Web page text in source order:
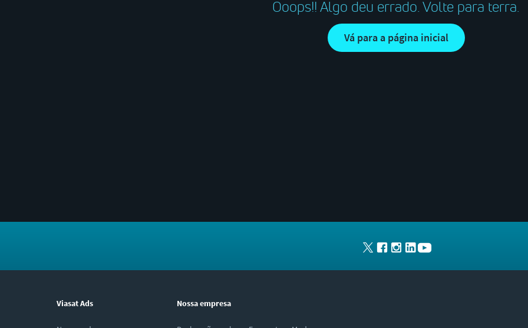
Ooops!! Algo deu errado. Volte para terra.
vá para a página inicial
Viasat Ads Nossa empresa